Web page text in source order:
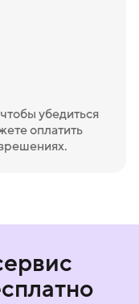
убедиться
оплатить